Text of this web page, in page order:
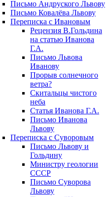
Письмо Андруского Львову
Письмо Ковалёва Львову
Переписка с Ивановым
Рецензия В.Гольдина
на статью Иванова
Г.А.
Письмо Львова
Иванову
Прорыв солнечного
ветра?
Скитальцы чистого
неба
Статья Иванова Г.А.
Письмо Иванова
Львову
Переписка с Суворовым
Письмо Львову и
Гольдину
Министру геологии
СССР
Письмо Суворова
Львову